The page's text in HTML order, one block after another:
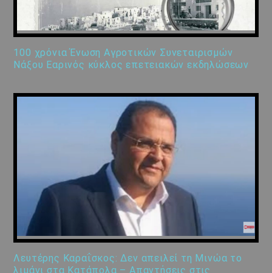
100 χρόνια Ένωση Αγροτικών Συνεταιρισμών
Νάξου Εαρινός κύκλος επετειακών εκδηλώσεων
Λευτέρης Καραΐσκος: Δεν απειλεί τη Μινώα το
λιμάνι στα Κατάπολα – Απαντήσεις στις